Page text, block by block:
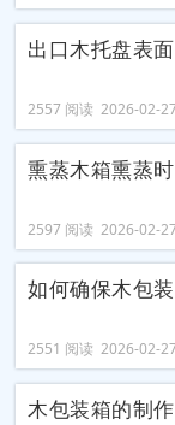
出口木托盘表
2557 阅读 2026-02-
熏蒸木箱熏蒸
2597 阅读 2026-02-
如何确保木包
2551 阅读 2026-02-
木包装箱的制